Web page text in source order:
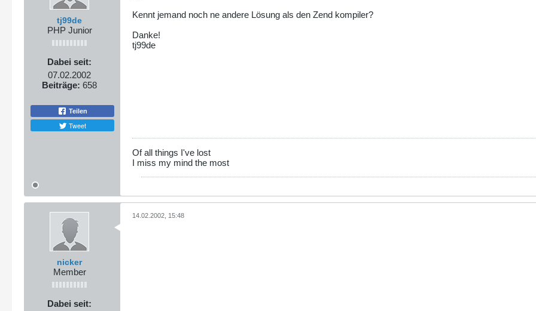
tj99de
PHP Junior
Dabei seit:
07.02.2002
Beiträge: 658
Teilen
Tweet
Kennt jemand noch ne andere Lösung als den Zend kompiler?
Danke!
tj99de
Of all things I've lost
I miss my mind the most
nicker
Member
Dabei seit:
14.02.2002, 15:48